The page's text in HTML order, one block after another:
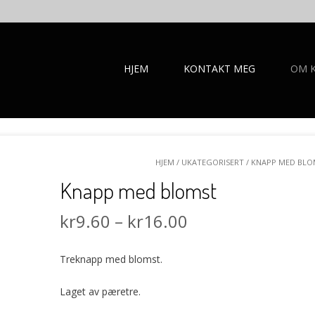
HJEM KONTAKT MEG OM
HJEM / UKATEGORISERT/ KNAPP MED
Knapp med blomst
kr9.60 – kr16.00
Treknapp med blomst.
Laget av pæretre.